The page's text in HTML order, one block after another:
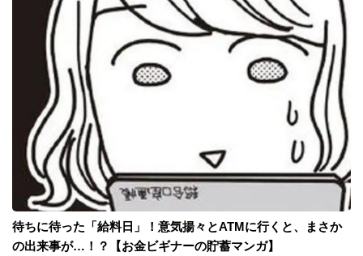
待ちに待った「給料日」！意気揚々とATMに行くと、まさか
の出来事が…！？【お金ビギナーの貯蓄マンガ】